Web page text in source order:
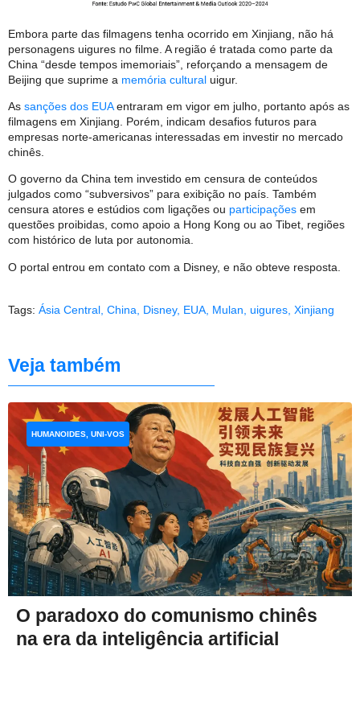
Embora parte das filmagens tenha ocorrido em Xinjiang, não há
personagens uigures no filme. A região é tratada como parte da
China “desde tempos imemoriais”, reforçando a mensagem de
Beijing que suprime a memória cultural uigur.
As sanções dos EUAentraram em vigor em julho, portanto após as
filmagens em Xinjiang. Porém, indicam desafios futuros para
empresas norte-americanas interessadas em investir no mercado
chinês.
O governo da China tem investido em censura de conteúdos
julgados como “subversivos” para exibição no país. Também
censura atores e estúdios com ligações ou participações em
questões proibidas, como apoio a Hong Kong ou ao Tibet, regiões
com histórico de luta por autonomia.
O portal entrou em contato com a Disney, e não obteve resposta.
Tags: Ásia Central, China, Disney, EUA, Mulan, uigures, Xinjiang
Veja também
O paradoxo do comunismo chinês
na era da inteligência artificial
HUMANOIDES, UNI-VOS